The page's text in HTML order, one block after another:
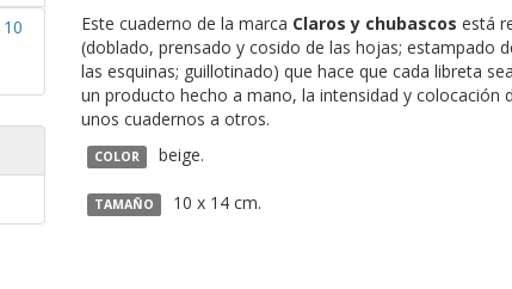
Este cuaderno de la marca Claros y chubascos está
(doblado, prensado y cosido de las hojas; estampado
las esquinas; guillotinado) que hace que cada libreta
un producto hecho a mano, la intensidad y colocación
unos cuadernos a otros.
COLOR beige.
TAMAÑO 10 x 14 cm.